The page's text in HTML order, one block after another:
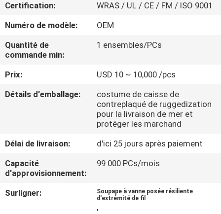
DE
NOUS
VISITE
D'USINE
LA
QUALITÉ
CONTACT
Certification:
WRAS / UL / CE / FM / ISO 9001
Numéro de modèle:
OEM
Quantité de
commande min:
1 ensembles/PCs
Prix:
USD 10 ~ 10,000 /pcs
Détails d'emballage:
costume de caisse de
contreplaqué de ruggedization
pour la livraison de mer et
protéger les marchand
Délai de livraison:
d'ici 25 jours après paiement
Capacité
d'approvisionnement:
99 000 PCs/mois
Surligner:
Soupape à vanne posée résiliente
d'extrémité de fil
,